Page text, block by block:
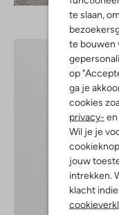
te slaan,
te bouwen
op
ga je
cookies
privacy- en
Wil je je
jouw
intrekken.
klacht